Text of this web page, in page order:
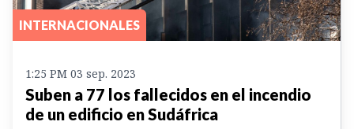
INTERNACIONALES
1:25 PM 03 sep. 2023
Suben a 77 los fallecidos en el incendio
de un edificio en Sudáfrica